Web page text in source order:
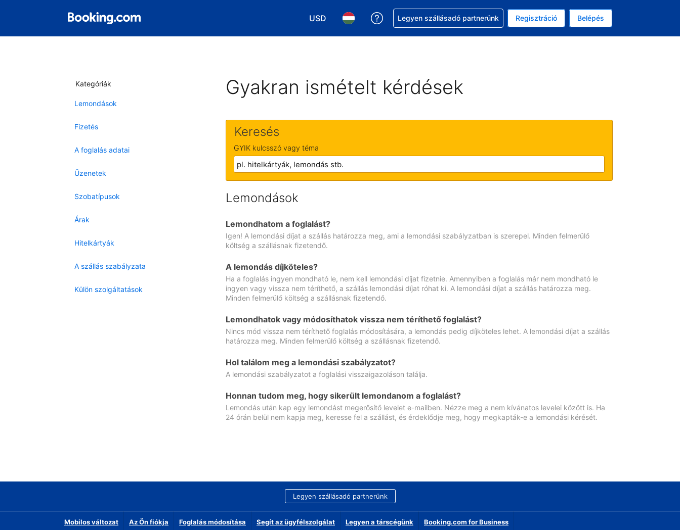
USD
Válasszon pénznemet. Jelenlegi kiválasztott pénznem: amerikai dollár
Válasszon nyelvet. Jelenleg kiválasztott nyelv: Magyar
Segítség a foglalással
Legyen szállásadó partnerünk Regisztráció Belépés
Kategóriák
Lemondások
Fizetés
A foglalás adatai
Üzenetek
Szobatípusok
Árak
Hitelkártyák
A szállás szabályzata
Külön szolgáltatások
Gyakran ismételt kérdések
Keresés
GYIK kulcsszó vagy téma
Lemondások
Lemondhatom a foglalást?
Igen! A lemondási díjat a szállás határozza meg, ami a lemondási szabályzatban is szerepel. Minden felmerülő
költség a szállásnak fizetendő.
A lemondás díjköteles?
Ha a foglalás ingyen mondható le, nem kell lemondási díjat fizetnie. Amennyiben a foglalás már nem mondható le
ingyen vagy vissza nem téríthető, a szállás lemondási díjat róhat ki. A lemondási díjat a szállás határozza meg.
Minden felmerülő költség a szállásnak fizetendő.
Lemondhatok vagy módosíthatok vissza nem téríthető foglalást?
Nincs mód vissza nem téríthető foglalás módosítására, a lemondás pedig díjköteles lehet. A lemondási díjat a szállás
határozza meg. Minden felmerülő költség a szállásnak fizetendő.
Hol találom meg a lemondási szabályzatot?
A lemondási szabályzatot a foglalási visszaigazoláson találja.
Honnan tudom meg, hogy sikerült lemondanom a foglalást?
Lemondás után kap egy lemondást megerősítő levelet e-mailben. Nézze meg a nem kívánatos levelei között is. Ha
24 órán belül nem kapja meg, keresse fel a szállást, és érdeklődje meg, hogy megkapták-e a lemondási kérését.
Legyen szállásadó partnerünk
Mobilos változat Az Ön fiókja Foglalás módosítása Segít az ügyfélszolgálat Legyen a társcégünk Booking.com for Business